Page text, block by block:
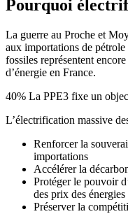
Pourquoi
La guerre au Proche et
aux importations de
fossiles représentent
d’énergie en France.
40% La PPE3 fixe un
L’électrification massive
Renforcer la
importations
Accélérer la
Protéger le pouvoir
des prix des énergies
Préserver la